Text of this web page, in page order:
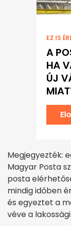
EZ IS
A
HA
ÚJ
Megjegyezték:
Magyar Posta
posta
mindig időben
és egyeztet a
véve a